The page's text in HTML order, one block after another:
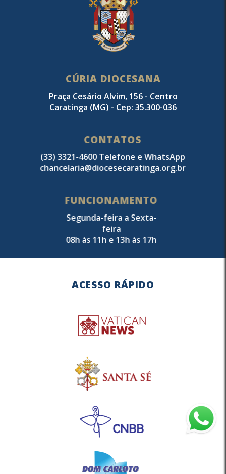
CÚRIA DIOCESANA
Praça Cesário Alvim, 156 - Centro
Caratinga (MG) - Cep: 35.300-036
CONTATOS
(33) 3321-4600 Telefone e WhatsApp
chancelaria@diocesecaratinga.org.br
FUNCIONAMENTO
Segunda-feira a Sexta-
feira
08h às 11h e 13h às 17h
ACESSO RÁPIDO